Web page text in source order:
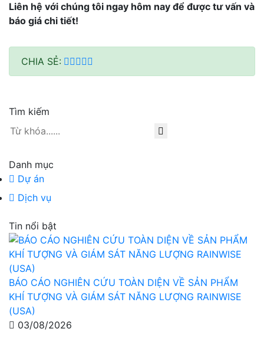
Liên hệ với chúng tôi ngay hôm nay để được tư vấn và
báo giá chi tiết!
CHIA SẺ:
Tìm kiếm
Danh mục
Dự án
Dịch vụ
Tin nổi bật
BÁO CÁO NGHIÊN CỨU TOÀN DIỆN VỀ SẢN PHẨM
KHÍ TƯỢNG VÀ GIÁM SÁT NĂNG LƯỢNG RAINWISE
(USA)
03/08/2026